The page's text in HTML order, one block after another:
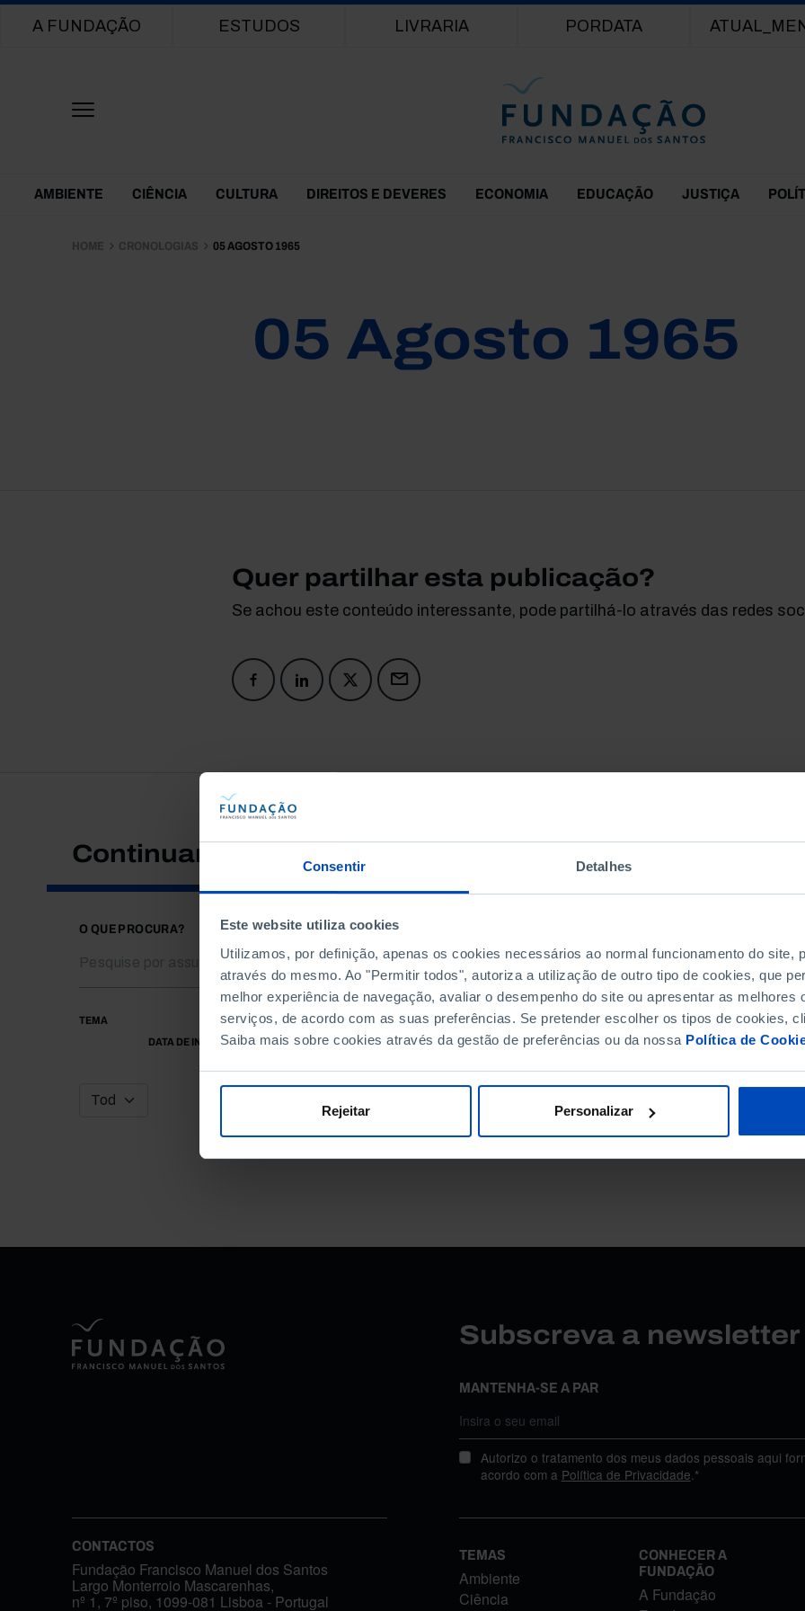
Consentir Detalhes
Este website utiliza cookies
Utilizamos, por definição, apenas os cookies necessários ao normal funcionamento do site,
através do mesmo. Ao "Permitir todos", autoriza a utilização de outro tipo de cookies, que
melhor experiência de navegação, avaliar o desempenho do site ou apresentar as melhores
serviços, de acordo com as suas preferências. Se pretender escolher os tipos de cookies,
Saiba mais sobre cookies através da gestão de preferências ou da nossa Política de
Rejeitar Personalizar
Main navigation
A FUNDAÇÃO ESTUDOS LIVRARIA PORDATA
Themes Menu
AMBIENTE CIÊNCIA CULTURA DIREITOS E DEVERES ECONOMIA EDUCAÇÃO JUSTIÇA
HOME CRONOLOGIAS 05 AGOSTO 1965
05 Agosto 1965
Quer partilhar esta publicação?
Se achou este conteúdo interessante, pode partilhá-lo através das redes
Continuar a pesquisar
O QUE PROCURA?
TEMA
DATA DE INÍCIO
DATA DE FIM
Subscreva a
MANTENHA-SE A PAR
Autorizo o tratamento dos meus dados pessoais aqui
acordo com a Política de Privacidade.*
CONTACTOS
Fundação Francisco Manuel dos Santos
Largo Monterroio Mascarenhas,
nº 1, 7º piso, 1099-081 Lisboa - Portugal
TEMAS
Ambiente
Ciência
CONHECER A
FUNDAÇÃO
A Fundação